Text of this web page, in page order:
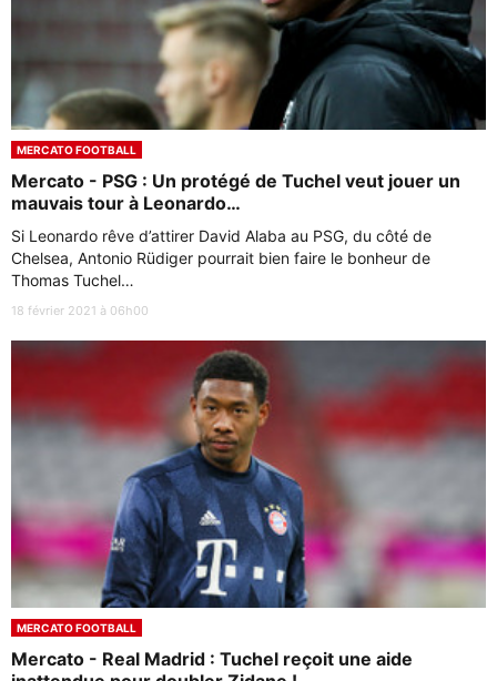
MERCATO FOOTBALL
Mercato - PSG : Un protégé de Tuchel veut jouer un
mauvais tour à Leonardo…
Si Leonardo rêve d’attirer David Alaba au PSG, du côté de
Chelsea, Antonio Rüdiger pourrait bien faire le bonheur de
Thomas Tuchel…
18 février 2021 à 06h00
MERCATO FOOTBALL
Mercato - Real Madrid : Tuchel reçoit une aide